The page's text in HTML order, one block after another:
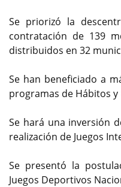
Se priorizó la
contratación de 139
distribuidos en 32
Se han beneficiado a
programas de Hábitos y
Se hará una inversión
realización de Juegos
Se presentó la
Juegos Deportivos